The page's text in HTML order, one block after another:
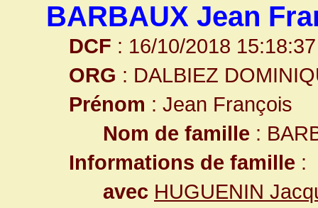
BARBAUX Jean
DCF : 16/10/2018 15:18:37
ORG : DALBIEZ
Prénom : Jean François
Nom de famille :
Informations de famille :
avec HUGUENIN